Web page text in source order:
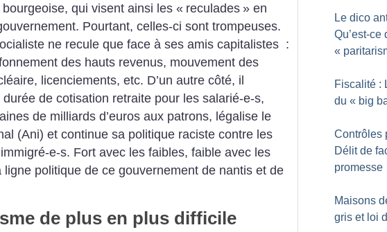
qui visent ainsi les « reculades » en
Pourtant, celles-ci sont trompeuses.
ne recule que face à ses amis capitalistes :
des hauts revenus, mouvement des
licenciements, etc. D’un autre côté, il
de cotisation retraite pour les salarié-e-s,
de milliards d’euros aux patrons, légalise le
(Ani) et continue sa politique raciste contre les
e-s. Fort avec les faibles, faible avec les
ligne politique de ce gouvernement de nantis et de
de plus en plus difficile
Le dico
Qu’est-ce
«
Fiscalité :
du « big
Contrôles
Délit de
promesse
Maisons
gris et loi